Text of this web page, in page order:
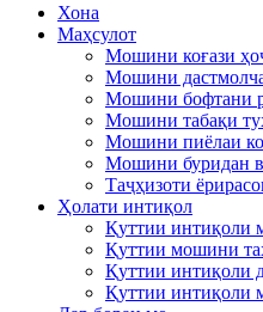
Хона
Маҳсулот
Мошини коғази
Мошини
Мошини бофтани
Мошини табақи
Мошини пиёлаи
Мошини буридан
Таҷҳизоти
Ҳолати интиқол
Қуттии интиқоли
Қуттии мошини
Қуттии интиқоли
Қуттии интиқоли